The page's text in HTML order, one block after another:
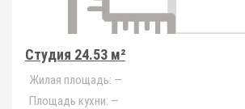
Студия 24.53 м²
Жилая площадь: —
Площадь кухни: —